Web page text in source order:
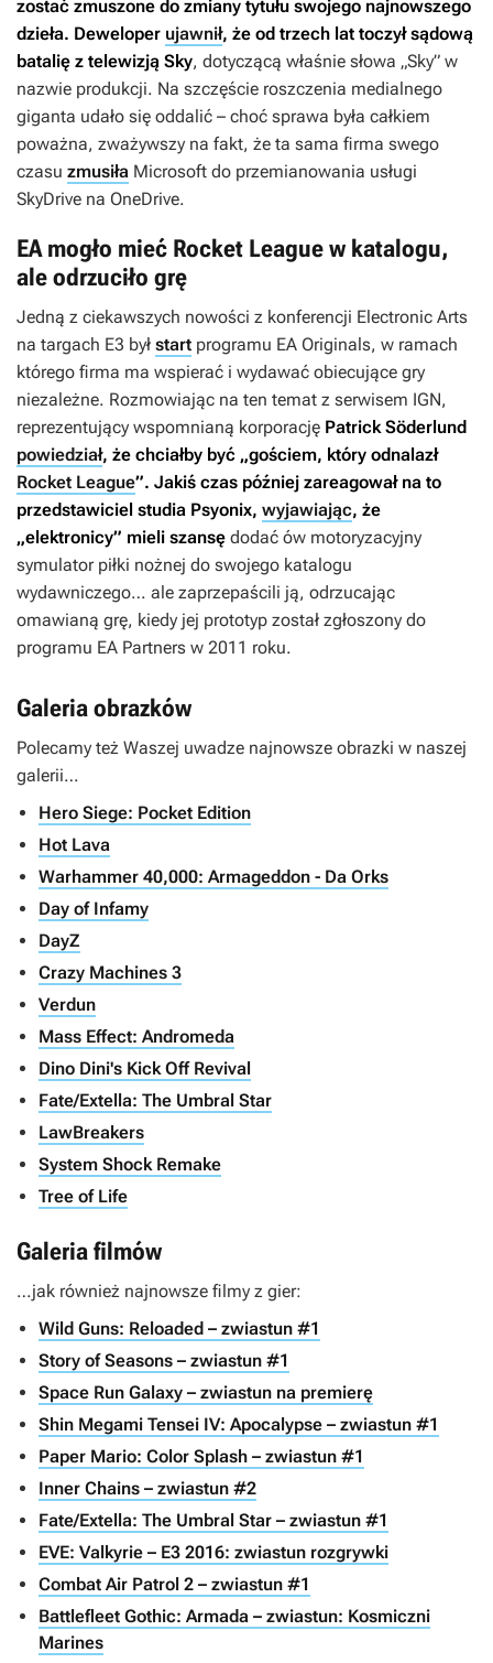
zostać zmuszone do zmiany tytułu swojego najnowszego
dzieła. Deweloper ujawnił, że od trzech lat toczył sądową
batalię z telewizją Sky, dotyczącą właśnie słowa „Sky” w
nazwie produkcji. Na szczęście roszczenia medialnego
giganta udało się oddalić – choć sprawa była całkiem
poważna, zważywszy na fakt, że ta sama firma swego
czasu zmusiła Microsoft do przemianowania usługi
SkyDrive na OneDrive.
EA mogło mieć Rocket League w katalogu,
ale odrzuciło grę
Jedną z ciekawszych nowości z konferencji Electronic Arts
na targach E3 był start programu EA Originals, w ramach
którego firma ma wspierać i wydawać obiecujące gry
niezależne. Rozmowiając na ten temat z serwisem IGN,
reprezentujący wspomnianą korporację Patrick Söderlund
powiedział, że chciałby być „gościem, który odnalazł
Rocket League”. Jakiś czas później zareagował na to
przedstawiciel studia Psyonix, wyjawiając, że
„elektronicy” mieli szansę dodać ów motoryzacyjny
symulator piłki nożnej do swojego katalogu
wydawniczego… ale zaprzepaścili ją, odrzucając
omawianą grę, kiedy jej prototyp został zgłoszony do
programu EA Partners w 2011 roku.
Galeria obrazków
Polecamy też Waszej uwadze najnowsze obrazki w naszej
galerii…
Hero Siege: Pocket Edition
Hot Lava
Warhammer 40,000: Armageddon - Da Orks
Day of Infamy
DayZ
Crazy Machines 3
Verdun
Mass Effect: Andromeda
Dino Dini's Kick Off Revival
Fate/Extella: The Umbral Star
LawBreakers
System Shock Remake
Tree of Life
Galeria filmów
…jak również najnowsze filmy z gier:
Wild Guns: Reloaded – zwiastun #1
Story of Seasons – zwiastun #1
Space Run Galaxy – zwiastun na premierę
Shin Megami Tensei IV: Apocalypse – zwiastun #1
Paper Mario: Color Splash – zwiastun #1
Inner Chains – zwiastun #2
Fate/Extella: The Umbral Star – zwiastun #1
EVE: Valkyrie – E3 2016: zwiastun rozgrywki
Combat Air Patrol 2 – zwiastun #1
Battlefleet Gothic: Armada – zwiastun: Kosmiczni
Marines